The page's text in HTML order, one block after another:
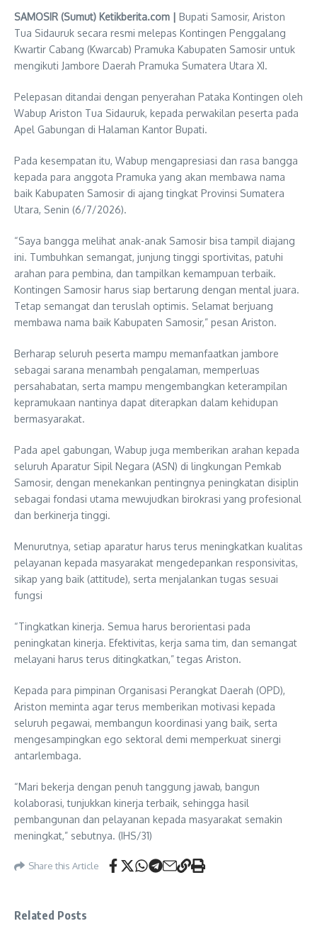
SAMOSIR (Sumut) Ketikberita.com | Bupati Samosir, Ariston
Tua Sidauruk secara resmi melepas Kontingen Penggalang
Kwartir Cabang (Kwarcab) Pramuka Kabupaten Samosir untuk
mengikuti Jambore Daerah Pramuka Sumatera Utara XI.
Pelepasan ditandai dengan penyerahan Pataka Kontingen oleh
Wabup Ariston Tua Sidauruk, kepada perwakilan peserta pada
Apel Gabungan di Halaman Kantor Bupati.
Pada kesempatan itu, Wabup mengapresiasi dan rasa bangga
kepada para anggota Pramuka yang akan membawa nama
baik Kabupaten Samosir di ajang tingkat Provinsi Sumatera
Utara, Senin (6/7/2026).
“Saya bangga melihat anak-anak Samosir bisa tampil diajang
ini. Tumbuhkan semangat, junjung tinggi sportivitas, patuhi
arahan para pembina, dan tampilkan kemampuan terbaik.
Kontingen Samosir harus siap bertarung dengan mental juara.
Tetap semangat dan teruslah optimis. Selamat berjuang
membawa nama baik Kabupaten Samosir,” pesan Ariston.
Berharap seluruh peserta mampu memanfaatkan jambore
sebagai sarana menambah pengalaman, memperluas
persahabatan, serta mampu mengembangkan keterampilan
kepramukaan nantinya dapat diterapkan dalam kehidupan
bermasyarakat.
Pada apel gabungan, Wabup juga memberikan arahan kepada
seluruh Aparatur Sipil Negara (ASN) di lingkungan Pemkab
Samosir, dengan menekankan pentingnya peningkatan disiplin
sebagai fondasi utama mewujudkan birokrasi yang profesional
dan berkinerja tinggi.
Menurutnya, setiap aparatur harus terus meningkatkan kualitas
pelayanan kepada masyarakat mengedepankan responsivitas,
sikap yang baik (attitude), serta menjalankan tugas sesuai
fungsi
“Tingkatkan kinerja. Semua harus berorientasi pada
peningkatan kinerja. Efektivitas, kerja sama tim, dan semangat
melayani harus terus ditingkatkan,” tegas Ariston.
Kepada para pimpinan Organisasi Perangkat Daerah (OPD),
Ariston meminta agar terus memberikan motivasi kepada
seluruh pegawai, membangun koordinasi yang baik, serta
mengesampingkan ego sektoral demi memperkuat sinergi
antarlembaga.
“Mari bekerja dengan penuh tanggung jawab, bangun
kolaborasi, tunjukkan kinerja terbaik, sehingga hasil
pembangunan dan pelayanan kepada masyarakat semakin
meningkat,” sebutnya. (IHS/31)
Share this Article
Related Posts